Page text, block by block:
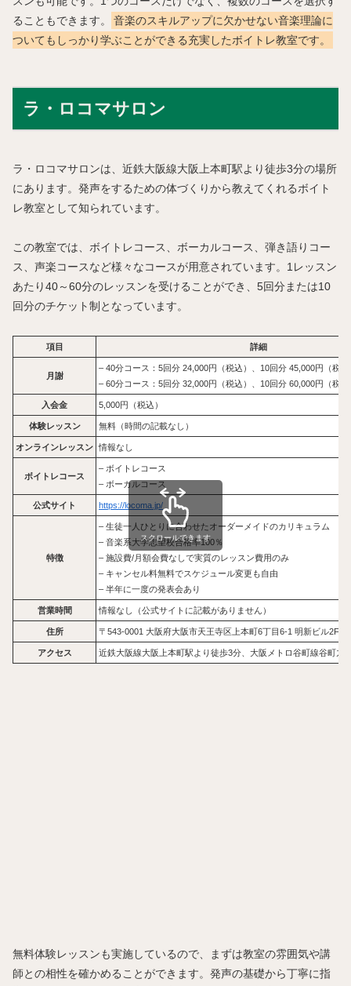
ることもできます。
音楽のスキルアップに欠かせない音楽理論に
ついてもしっかり学ぶことができる充実したボイトレ教室です。
ラ・ロコマサロン
ラ・ロコマサロンは、近鉄大阪線大阪上本町駅より徒歩3分の場所
にあります。発声をするための体づくりから教えてくれるボイト
レ教室として知られています。
この教室では、ボイトレコース、ボーカルコース、弾き語りコー
ス、声楽コースなど様々なコースが用意されています。1レッスン
あたり40～60分のレッスンを受けることができ、5回分または10
回分のチケット制となっています。
項目 詳細
月謝
– 40分コース：5回分 24,000円（税込）、10回分 45,000円（税込
– 60分コース：5回分 32,000円（税込）、10回分 60,000円（税込
入会金 5,000円（税込）
体験レッスン 無料（時間の記載なし）
オンラインレッスン 情報なし
ボイトレコース
– ボイトレコース
– ボーカルコース
公式サイト https://locoma.jp/
特徴
– 生徒一人ひとりに合わせたオーダーメイドのカリキュラム
– 音楽系大学志望校合格率100％
– 施設費/月額会費なしで実質のレッスン費用のみ
– キャンセル料無料でスケジュール変更も自由
– 半年に一度の発表会あり
営業時間 情報なし（公式サイトに記載がありません）
住所 〒543-0001 大阪府大阪市天王寺区上本町6丁目6-1 明新ビル2F
アクセス 近鉄大阪線大阪上本町駅より徒歩3分、大阪メトロ谷町線谷町九
スクロールできます
無料体験レッスンも実施しているので、まずは教室の雰囲気や講
師との相性を確かめることができます。発声の基礎から丁寧に指